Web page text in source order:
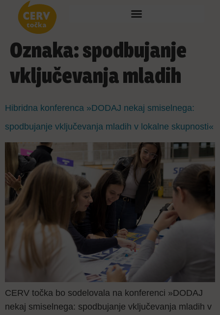
Oznaka: spodbujanje
vključevanja mladih
Hibridna konferenca »DODAJ nekaj smiselnega:
spodbujanje vključevanja mladih v lokalne skupnosti«
CERV točka bo sodelovala na konferenci »DODAJ
nekaj smiselnega: spodbujanje vključevanja mladih v